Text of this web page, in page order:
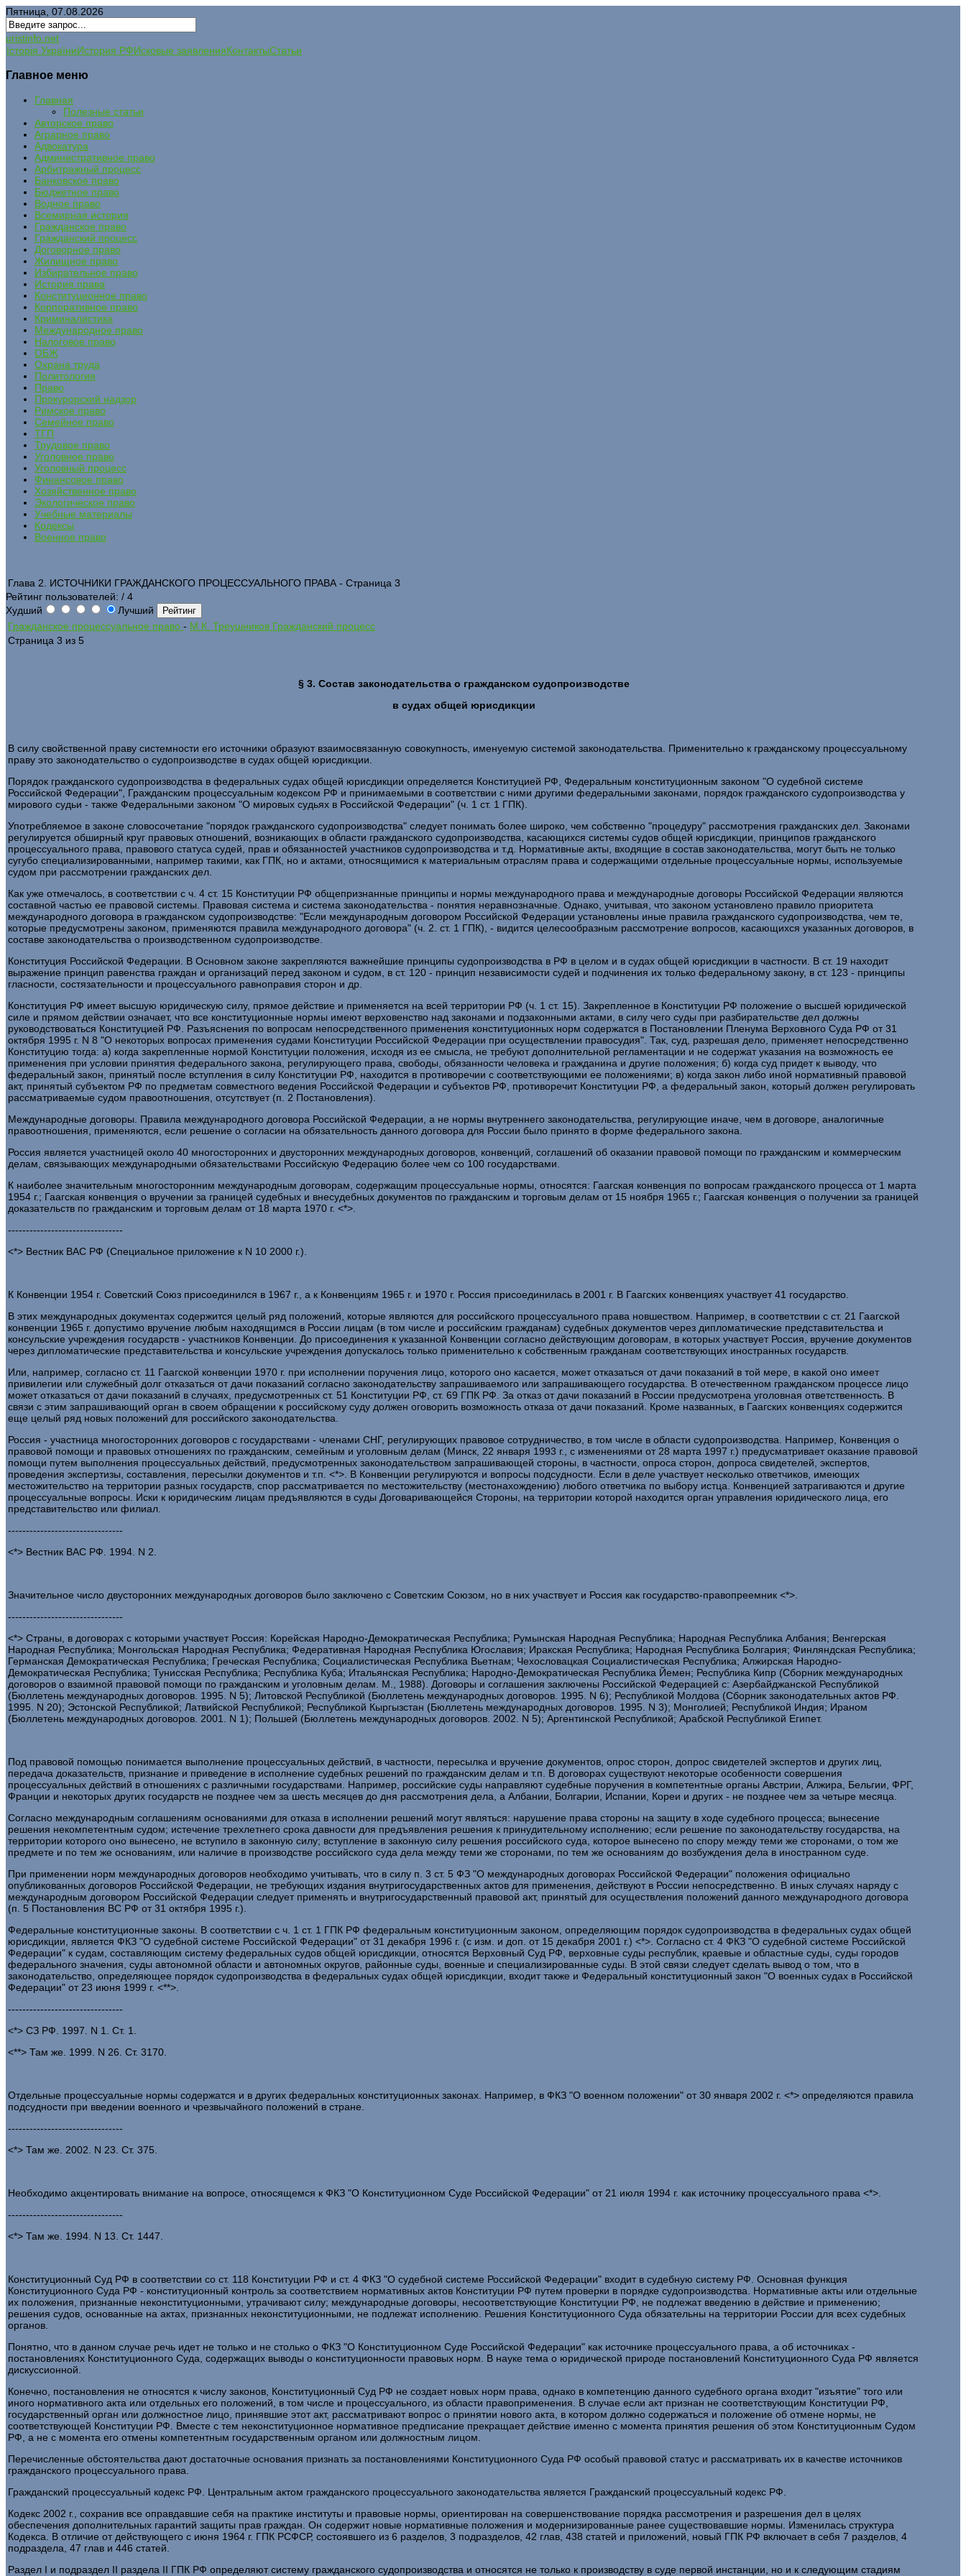
Пятница, 07.08.2026
uristinfo.net
Історія УкраїниИстория РФИсковые заявленияКонтактыСтатьи
Главное меню
Главная
Полезные статьи
Авторское право
Аграрное право
Адвокатура
Административное право
Арбитражный процесс
Банковское право
Бюджетное право
Водное право
Всемирная история
Гражданское право
Гражданский процесс
Договорное право
Жилищное право
Избирательное право
История права
Конституционное право
Корпоративное право
Криминалистика
Международное право
Налоговое право
ОБЖ
Охрана труда
Политология
Право
Прокурорский надзор
Римское право
Семейное право
ТГП
Трудовое право
Уголовное право
Уголовный процесс
Финансовое право
Хозяйственное право
Экологическое право
Учебные материалы
Кодексы
Военное право
Глава 2. ИСТОЧНИКИ ГРАЖДАНСКОГО ПРОЦЕССУАЛЬНОГО ПРАВА - Страница 3
Рейтинг пользователей: / 4
Худший
Лучший
Гражданское процессуальное право - М.К. Треушников Гражданский процесс
Страница 3 из 5
§ 3. Состав законодательства о гражданском судопроизводстве
в судах общей юрисдикции
В силу свойственной праву системности его источники образуют взаимосвязанную совокупность, именуемую системой законодательства. Применительно к гражданскому процессуальному
праву это законодательство о судопроизводстве в судах общей юрисдикции.
Порядок гражданского судопроизводства в федеральных судах общей юрисдикции определяется Конституцией РФ, Федеральным конституционным законом "О судебной системе
Российской Федерации", Гражданским процессуальным кодексом РФ и принимаемыми в соответствии с ними другими федеральными законами, порядок гражданского судопроизводства у
мирового судьи - также Федеральными законом "О мировых судьях в Российской Федерации" (ч. 1 ст. 1 ГПК).
Употребляемое в законе словосочетание "порядок гражданского судопроизводства" следует понимать более широко, чем собственно "процедуру" рассмотрения гражданских дел. Законами
регулируется обширный круг правовых отношений, возникающих в области гражданского судопроизводства, касающихся системы судов общей юрисдикции, принципов гражданского
процессуального права, правового статуса судей, прав и обязанностей участников судопроизводства и т.д. Нормативные акты, входящие в состав законодательства, могут быть не только
сугубо специализированными, например такими, как ГПК, но и актами, относящимися к материальным отраслям права и содержащими отдельные процессуальные нормы, используемые
судом при рассмотрении гражданских дел.
Как уже отмечалось, в соответствии с ч. 4 ст. 15 Конституции РФ общепризнанные принципы и нормы международного права и международные договоры Российской Федерации являются
составной частью ее правовой системы. Правовая система и система законодательства - понятия неравнозначные. Однако, учитывая, что законом установлено правило приоритета
международного договора в гражданском судопроизводстве: "Если международным договором Российской Федерации установлены иные правила гражданского судопроизводства, чем те,
которые предусмотрены законом, применяются правила международного договора" (ч. 2. ст. 1 ГПК), - видится целесообразным рассмотрение вопросов, касающихся указанных договоров, в
составе законодательства о производственном судопроизводстве.
Конституция Российской Федерации. В Основном законе закрепляются важнейшие принципы судопроизводства в РФ в целом и в судах общей юрисдикции в частности. В ст. 19 находит
выражение принцип равенства граждан и организаций перед законом и судом, в ст. 120 - принцип независимости судей и подчинения их только федеральному закону, в ст. 123 - принципы
гласности, состязательности и процессуального равноправия сторон и др.
Конституция РФ имеет высшую юридическую силу, прямое действие и применяется на всей территории РФ (ч. 1 ст. 15). Закрепленное в Конституции РФ положение о высшей юридической
силе и прямом действии означает, что все конституционные нормы имеют верховенство над законами и подзаконными актами, в силу чего суды при разбирательстве дел должны
руководствоваться Конституцией РФ. Разъяснения по вопросам непосредственного применения конституционных норм содержатся в Постановлении Пленума Верховного Суда РФ от 31
октября 1995 г. N 8 "О некоторых вопросах применения судами Конституции Российской Федерации при осуществлении правосудия". Так, суд, разрешая дело, применяет непосредственно
Конституцию тогда: а) когда закрепленные нормой Конституции положения, исходя из ее смысла, не требуют дополнительной регламентации и не содержат указания на возможность ее
применения при условии принятия федерального закона, регулирующего права, свободы, обязанности человека и гражданина и другие положения; б) когда суд придет к выводу, что
федеральный закон, принятый после вступления в силу Конституции РФ, находится в противоречии с соответствующими ее положениями; в) когда закон либо иной нормативный правовой
акт, принятый субъектом РФ по предметам совместного ведения Российской Федерации и субъектов РФ, противоречит Конституции РФ, а федеральный закон, который должен регулировать
рассматриваемые судом правоотношения, отсутствует (п. 2 Постановления).
Международные договоры. Правила международного договора Российской Федерации, а не нормы внутреннего законодательства, регулирующие иначе, чем в договоре, аналогичные
правоотношения, применяются, если решение о согласии на обязательность данного договора для России было принято в форме федерального закона.
Россия является участницей около 40 многосторонних и двусторонних международных договоров, конвенций, соглашений об оказании правовой помощи по гражданским и коммерческим
делам, связывающих международными обязательствами Российскую Федерацию более чем со 100 государствами.
К наиболее значительным многосторонним международным договорам, содержащим процессуальные нормы, относятся: Гаагская конвенция по вопросам гражданского процесса от 1 марта
1954 г.; Гаагская конвенция о вручении за границей судебных и внесудебных документов по гражданским и торговым делам от 15 ноября 1965 г.; Гаагская конвенция о получении за границей
доказательств по гражданским и торговым делам от 18 марта 1970 г. <*>.
--------------------------------
<*> Вестник ВАС РФ (Специальное приложение к N 10 2000 г.).
К Конвенции 1954 г. Советский Союз присоединился в 1967 г., а к Конвенциям 1965 г. и 1970 г. Россия присоединилась в 2001 г. В Гаагских конвенциях участвует 41 государство.
В этих международных документах содержится целый ряд положений, которые являются для российского процессуального права новшеством. Например, в соответствии с ст. 21 Гаагской
конвенции 1965 г. допустимо вручение любым находящимся в России лицам (в том числе и российским гражданам) судебных документов через дипломатические представительства и
консульские учреждения государств - участников Конвенции. До присоединения к указанной Конвенции согласно действующим договорам, в которых участвует Россия, вручение документов
через дипломатические представительства и консульские учреждения допускалось только применительно к собственным гражданам соответствующих иностранных государств.
Или, например, согласно ст. 11 Гаагской конвенции 1970 г. при исполнении поручения лицо, которого оно касается, может отказаться от дачи показаний в той мере, в какой оно имеет
привилегии или служебный долг отказаться от дачи показаний согласно законодательству запрашиваемого или запрашивающего государства. В отечественном гражданском процессе лицо
может отказаться от дачи показаний в случаях, предусмотренных ст. 51 Конституции РФ, ст. 69 ГПК РФ. За отказ от дачи показаний в России предусмотрена уголовная ответственность. В
связи с этим запрашивающий орган в своем обращении к российскому суду должен оговорить возможность отказа от дачи показаний. Кроме названных, в Гаагских конвенциях содержится
еще целый ряд новых положений для российского законодательства.
Россия - участница многосторонних договоров с государствами - членами СНГ, регулирующих правовое сотрудничество, в том числе в области судопроизводства. Например, Конвенция о
правовой помощи и правовых отношениях по гражданским, семейным и уголовным делам (Минск, 22 января 1993 г., с изменениями от 28 марта 1997 г.) предусматривает оказание правовой
помощи путем выполнения процессуальных действий, предусмотренных законодательством запрашивающей стороны, в частности, опроса сторон, допроса свидетелей, экспертов,
проведения экспертизы, составления, пересылки документов и т.п. <*>. В Конвенции регулируются и вопросы подсудности. Если в деле участвует несколько ответчиков, имеющих
местожительство на территории разных государств, спор рассматривается по местожительству (местонахождению) любого ответчика по выбору истца. Конвенцией затрагиваются и другие
процессуальные вопросы. Иски к юридическим лицам предъявляются в суды Договаривающейся Стороны, на территории которой находится орган управления юридического лица, его
представительство или филиал.
--------------------------------
<*> Вестник ВАС РФ. 1994. N 2.
Значительное число двусторонних международных договоров было заключено с Советским Союзом, но в них участвует и Россия как государство-правопреемник <*>.
--------------------------------
<*> Страны, в договорах с которыми участвует Россия: Корейская Народно-Демократическая Республика; Румынская Народная Республика; Народная Республика Албания; Венгерская
Народная Республика; Монгольская Народная Республика; Федеративная Народная Республика Югославия; Иракская Республика; Народная Республика Болгария; Финляндская Республика;
Германская Демократическая Республика; Греческая Республика; Социалистическая Республика Вьетнам; Чехословацкая Социалистическая Республика; Алжирская Народно-
Демократическая Республика; Тунисская Республика; Республика Куба; Итальянская Республика; Народно-Демократическая Республика Йемен; Республика Кипр (Сборник международных
договоров о взаимной правовой помощи по гражданским и уголовным делам. М., 1988). Договоры и соглашения заключены Российской Федерацией с: Азербайджанской Республикой
(Бюллетень международных договоров. 1995. N 5); Литовской Республикой (Бюллетень международных договоров. 1995. N 6); Республикой Молдова (Сборник законодательных актов РФ.
1995. N 20); Эстонской Республикой; Латвийской Республикой; Республикой Кыргызстан (Бюллетень международных договоров. 1995. N 3); Монголией; Республикой Индия; Ираном
(Бюллетень международных договоров. 2001. N 1); Польшей (Бюллетень международных договоров. 2002. N 5); Аргентинской Республикой; Арабской Республикой Египет.
Под правовой помощью понимается выполнение процессуальных действий, в частности, пересылка и вручение документов, опрос сторон, допрос свидетелей экспертов и других лиц,
передача доказательств, признание и приведение в исполнение судебных решений по гражданским делам и т.п. В договорах существуют некоторые особенности совершения
процессуальных действий в отношениях с различными государствами. Например, российские суды направляют судебные поручения в компетентные органы Австрии, Алжира, Бельгии, ФРГ,
Франции и некоторых других государств не позднее чем за шесть месяцев до дня рассмотрения дела, а Албании, Болгарии, Испании, Кореи и других - не позднее чем за четыре месяца.
Согласно международным соглашениям основаниями для отказа в исполнении решений могут являться: нарушение права стороны на защиту в ходе судебного процесса; вынесение
решения некомпетентным судом; истечение трехлетнего срока давности для предъявления решения к принудительному исполнению; если решение по законодательству государства, на
территории которого оно вынесено, не вступило в законную силу; вступление в законную силу решения российского суда, которое вынесено по спору между теми же сторонами, о том же
предмете и по тем же основаниям, или наличие в производстве российского суда дела между теми же сторонами, по тем же основаниям до возбуждения дела в иностранном суде.
При применении норм международных договоров необходимо учитывать, что в силу п. 3 ст. 5 ФЗ "О международных договорах Российской Федерации" положения официально
опубликованных договоров Российской Федерации, не требующих издания внутригосударственных актов для применения, действуют в России непосредственно. В иных случаях наряду с
международным договором Российской Федерации следует применять и внутригосударственный правовой акт, принятый для осуществления положений данного международного договора
(п. 5 Постановления ВС РФ от 31 октября 1995 г.).
Федеральные конституционные законы. В соответствии с ч. 1 ст. 1 ГПК РФ федеральным конституционным законом, определяющим порядок судопроизводства в федеральных судах общей
юрисдикции, является ФКЗ "О судебной системе Российской Федерации" от 31 декабря 1996 г. (с изм. и доп. от 15 декабря 2001 г.) <*>. Согласно ст. 4 ФКЗ "О судебной системе Российской
Федерации" к судам, составляющим систему федеральных судов общей юрисдикции, относятся Верховный Суд РФ, верховные суды республик, краевые и областные суды, суды городов
федерального значения, суды автономной области и автономных округов, районные суды, военные и специализированные суды. В этой связи следует сделать вывод о том, что в
законодательство, определяющее порядок судопроизводства в федеральных судах общей юрисдикции, входит также и Федеральный конституционный закон "О военных судах в Российской
Федерации" от 23 июня 1999 г. <**>.
--------------------------------
<*> СЗ РФ. 1997. N 1. Ст. 1.
<**> Там же. 1999. N 26. Ст. 3170.
Отдельные процессуальные нормы содержатся и в других федеральных конституционных законах. Например, в ФКЗ "О военном положении" от 30 января 2002 г. <*> определяются правила
подсудности при введении военного и чрезвычайного положений в стране.
--------------------------------
<*> Там же. 2002. N 23. Ст. 375.
Необходимо акцентировать внимание на вопросе, относящемся к ФКЗ "О Конституционном Суде Российской Федерации" от 21 июля 1994 г. как источнику процессуального права <*>.
--------------------------------
<*> Там же. 1994. N 13. Ст. 1447.
Конституционный Суд РФ в соответствии со ст. 118 Конституции РФ и ст. 4 ФКЗ "О судебной системе Российской Федерации" входит в судебную систему РФ. Основная функция
Конституционного Суда РФ - конституционный контроль за соответствием нормативных актов Конституции РФ путем проверки в порядке судопроизводства. Нормативные акты или отдельные
их положения, признанные неконституционными, утрачивают силу; международные договоры, несоответствующие Конституции РФ, не подлежат введению в действие и применению;
решения судов, основанные на актах, признанных неконституционными, не подлежат исполнению. Решения Конституционного Суда обязательны на территории России для всех судебных
органов.
Понятно, что в данном случае речь идет не только и не столько о ФКЗ "О Конституционном Суде Российской Федерации" как источнике процессуального права, а об источниках -
постановлениях Конституционного Суда, содержащих выводы о конституционности правовых норм. В науке тема о юридической природе постановлений Конституционного Суда РФ является
дискуссионной.
Конечно, постановления не относятся к числу законов, Конституционный Суд РФ не создает новых норм права, однако в компетенцию данного судебного органа входит "изъятие" того или
иного нормативного акта или отдельных его положений, в том числе и процессуального, из области правоприменения. В случае если акт признан не соответствующим Конституции РФ,
государственный орган или должностное лицо, принявшие этот акт, рассматривают вопрос о принятии нового акта, в котором должно содержаться и положение об отмене нормы, не
соответствующей Конституции РФ. Вместе с тем неконституционное нормативное предписание прекращает действие именно с момента принятия решения об этом Конституционным Судом
РФ, а не с момента его отмены компетентным государственным органом или должностным лицом.
Перечисленные обстоятельства дают достаточные основания признать за постановлениями Конституционного Суда РФ особый правовой статус и рассматривать их в качестве источников
гражданского процессуального права.
Гражданский процессуальный кодекс РФ. Центральным актом гражданского процессуального законодательства является Гражданский процессуальный кодекс РФ.
Кодекс 2002 г., сохранив все оправдавшие себя на практике институты и правовые нормы, ориентирован на совершенствование порядка рассмотрения и разрешения дел в целях
обеспечения дополнительных гарантий защиты прав граждан. Он содержит новые нормативные положения и модернизированные ранее существовавшие нормы. Изменилась структура
Кодекса. В отличие от действующего с июня 1964 г. ГПК РСФСР, состоявшего из 6 разделов, 3 подразделов, 42 глав, 438 статей и приложений, новый ГПК РФ включает в себя 7 разделов, 4
подраздела, 47 глав и 446 статей.
Раздел I и подраздел II раздела II ГПК РФ определяют систему гражданского судопроизводства и относятся не только к производству в суде первой инстанции, но и к следующим стадиям